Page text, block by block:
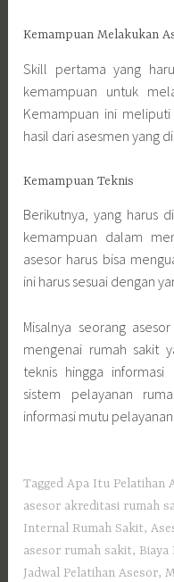
Kemampuan Melakukan
Skill pertama yang
kemampuan untuk
Kemampuan ini
hasil dari asesmen yang
Kemampuan Teknis
Berikutnya, yang harus
kemampuan dalam
asesor harus bisa
ini harus sesuai dengan
Misalnya seorang
mengenai rumah sakit
teknis hingga informasi
sistem pelayanan
informasi mutu
TaggedApa Itu Pelatihan
asesor akreditasi rumah
Internal Rumah Sakit,
asesor rumah sakit, Biaya
Jadwal Pelatihan Asesor,